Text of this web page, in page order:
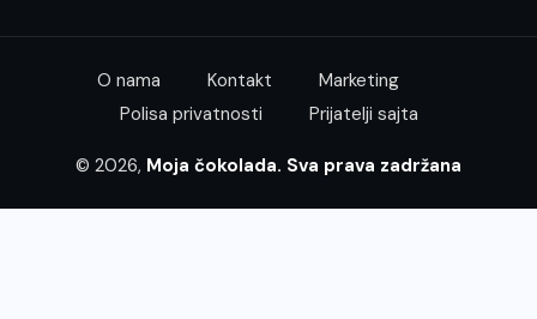
O nama Kontakt
Marketing
Polisa privatnosti
Prijatelji sajta
© 2026, Moja čokolada. Sva prava zadržana